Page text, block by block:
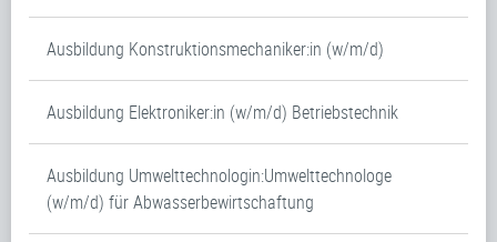
Ausbildung Konstruktionsmechaniker:in (w/m/d)
Ausbildung Elektroniker:in (w/m/d) Betriebstechnik
Ausbildung Umwelttechnologin:Umwelttechnologe
(w/m/d) für Abwasserbewirtschaftung